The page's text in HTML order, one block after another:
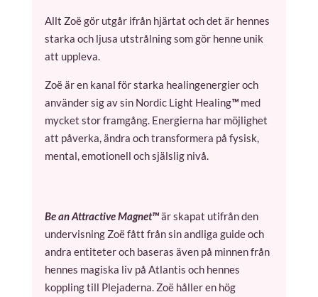
Allt Zoë gör utgår ifrån hjärtat och det är hennes
starka och ljusa utstrålning som gör henne unik
att uppleva.
Zoë är en kanal för starka healingenergier och
använder sig av sin Nordic Light Healing™med
mycket stor framgång. Energierna har möjlighet
att påverka, ändra och transformera på fysisk,
mental, emotionell och själslig nivå.
Be an Attractive Magnet™är skapat utifrån den
undervisning Zoë fått från sin andliga guide och
andra entiteter och baseras även på minnen från
hennes magiska liv på Atlantis och hennes
koppling till Plejaderna. Zoë håller en hög